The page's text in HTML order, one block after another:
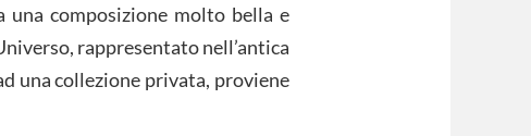
una composizione molto bella e
rappresentato nell’antica
una collezione privata, proviene